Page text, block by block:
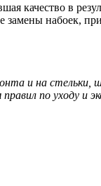
качество в
набоек,
и на
по уходу и